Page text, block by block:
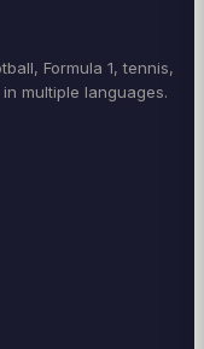
Formula 1, tennis,
multiple languages.